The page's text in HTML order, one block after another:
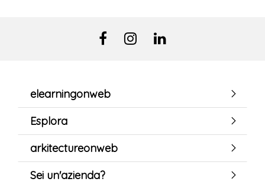
elearningonweb
Esplora
arkitectureonweb
Sei un'azienda?